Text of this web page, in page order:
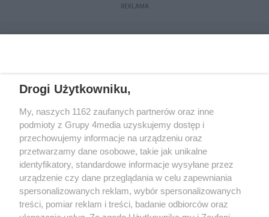
REKLAMA
Reklama Kontakt Regulamin
Dystrybucja
Regulamin prenumeraty
Polityka Prywatności
Zapisz się do newslettera
Drogi Użytkowniku,
My, naszych 1162 zaufanych partnerów oraz inne
podmioty z Grupy 4media uzyskujemy dostęp i
przechowujemy informacje na urządzeniu oraz
przetwarzamy dane osobowe, takie jak unikalne
identyfikatory, standardowe informacje wysyłane przez
urządzenie czy dane przeglądania w celu zapewniania
spersonalizowanych reklam, wybór spersonalizowanych
treści, pomiar reklam i treści, badanie odbiorców oraz